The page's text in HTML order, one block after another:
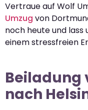
Vertraue auf Wolf
Umzug von
noch heute und lass
einem stressfreien
Beiladung
nach